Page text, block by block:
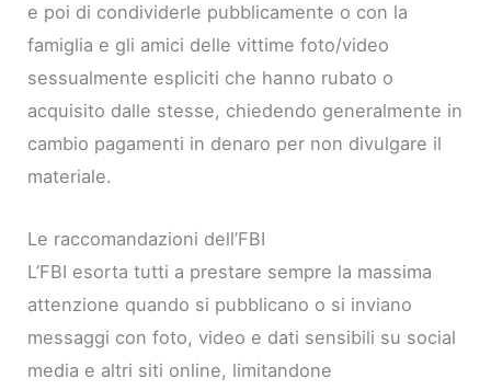
e poi di condividerle pubblicamente o con la
famiglia e gli amici delle vittime foto/video
sessualmente espliciti che hanno rubato o
acquisito dalle stesse, chiedendo generalmente in
cambio pagamenti in denaro per non divulgare il
materiale.
Le raccomandazioni dell’FBI
L’FBI esorta tutti a prestare sempre la massima
attenzione quando si pubblicano o si inviano
messaggi con foto, video e dati sensibili su social
media e altri siti online, limitandone